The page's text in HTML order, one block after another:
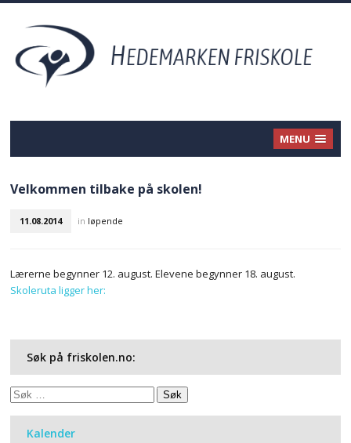
MENU
Velkommen tilbake på skolen!
11.08.2014 in løpende
Lærerne begynner 12. august. Elevene begynner 18. august.
Skoleruta ligger her:
Søk på friskolen.no:
Søk
Kalender